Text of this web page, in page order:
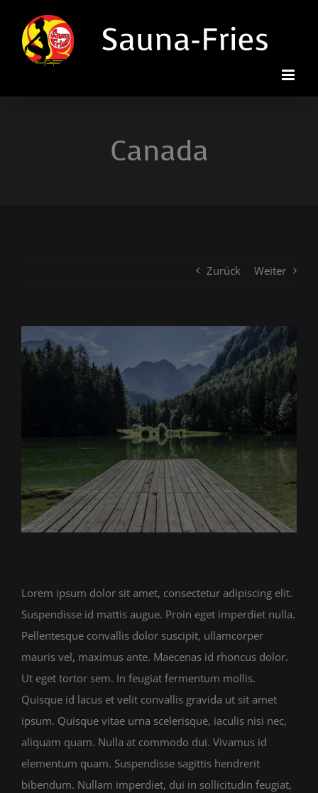
Inhalt
springen
Canada
Zurück Weiter
Larger
Image
Lorem ipsum dolor sit amet, consectetur adipiscing elit.
Suspendisse id mattis augue. Proin eget imperdiet nulla.
Pellentesque convallis dolor suscipit, ullamcorper
mauris vel, maximus ante. Maecenas id rhoncus dolor.
Ut eget tortor sem. In feugiat fermentum mollis.
Quisque id lacus et velit convallis gravida ut sit amet
ipsum. Quisque vitae urna scelerisque, iaculis nisi nec,
aliquam quam. Nulla at commodo dui. Vivamus id
elementum quam. Suspendisse sagittis hendrerit
bibendum. Nullam imperdiet, dui in sollicitudin feugiat,